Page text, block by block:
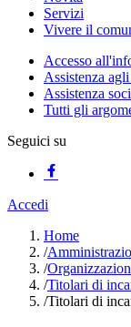
Servizi
Vivere il
Accesso
Assistenza
Assistenza
Tutti gli
Seguici su
Accedi
Home
/
/
/Titolari di
/Titolari di